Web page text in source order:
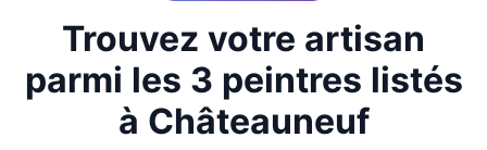
Trouvez votre artisan
parmi les 3 peintres listés
à Châteauneuf